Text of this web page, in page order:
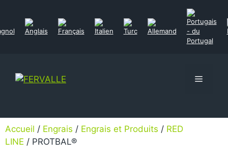
Accueil / Engrais / Engrais et Produits / RED
LINE / PROTBAL®